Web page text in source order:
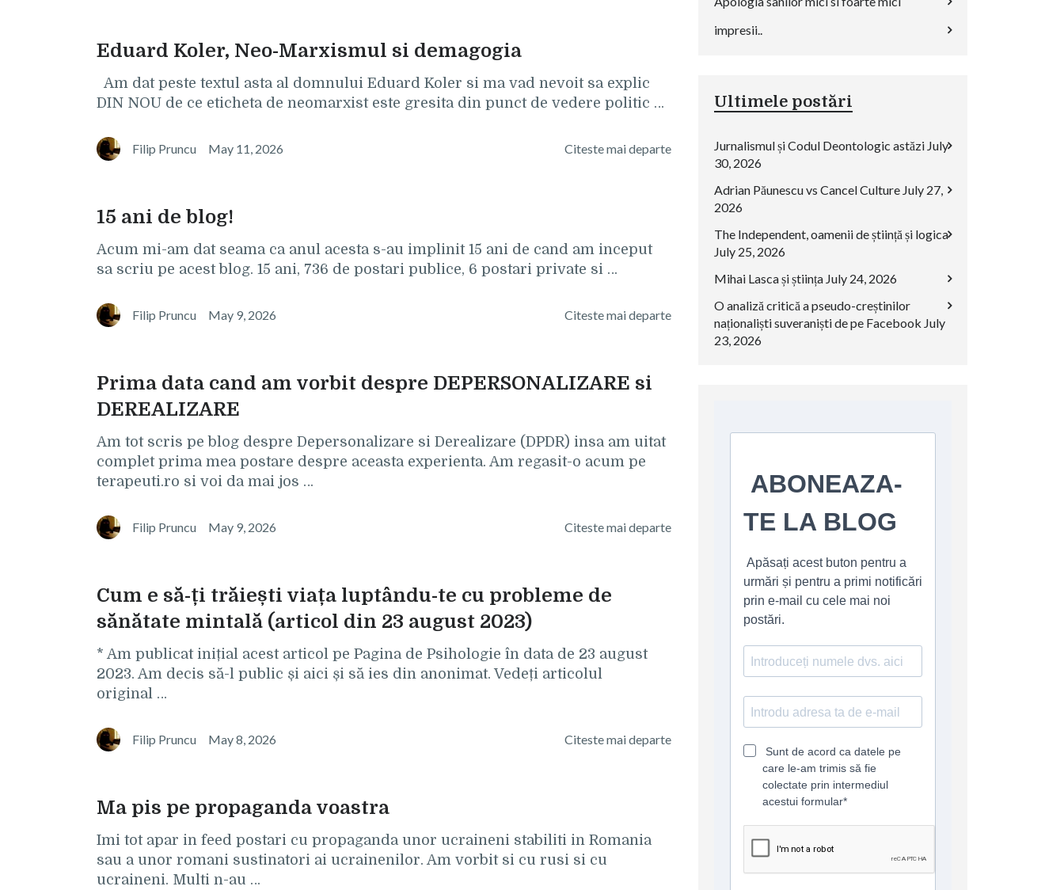
Eduard Koler, Neo-Marxismul si demagogia
Am dat peste textul asta al domnului Eduard Koler si ma vad nevoit sa explic
DIN NOU de ce eticheta de neomarxist este gresita din punct de vedere politic …
Filip Pruncu May 11, 2026 Citeste mai departe
15 ani de blog!
Acum mi-am dat seama ca anul acesta s-au implinit 15 ani de cand am inceput
sa scriu pe acest blog. 15 ani, 736 de postari publice, 6 postari private si …
Filip Pruncu May 9, 2026 Citeste mai departe
Prima data cand am vorbit despre DEPERSONALIZARE si
DEREALIZARE
Am tot scris pe blog despre Depersonalizare si Derealizare (DPDR) insa am uitat
complet prima mea postare despre aceasta experienta. Am regasit-o acum pe
terapeuti.ro si voi da mai jos …
Filip Pruncu May 9, 2026 Citeste mai departe
Cum e să-ți trăiești viața luptându-te cu probleme de
sănătate mintală (articol din 23 august 2023)
* Am publicat inițial acest articol pe Pagina de Psihologie în data de 23 august
2023. Am decis să-l public și aici și să ies din anonimat. Vedeți articolul
original …
Filip Pruncu May 8, 2026 Citeste mai departe
Ma pis pe propaganda voastra
Imi tot apar in feed postari cu propaganda unor ucraineni stabiliti in Romania
sau a unor romani sustinatori ai ucrainenilor. Am vorbit si cu rusi si cu
ucraineni. Multi n-au …
impresii..
Ultimele postări
Jurnalismul și Codul Deontologic astăzi July
30, 2026
Adrian Păunescu vs Cancel Culture July 27,
2026
The Independent, oamenii de știință și logica
July 25, 2026
Mihai Lasca și știința July 24, 2026
O analiză critică a pseudo-creștinilor
naționaliști suveraniști de pe Facebook July
23, 2026